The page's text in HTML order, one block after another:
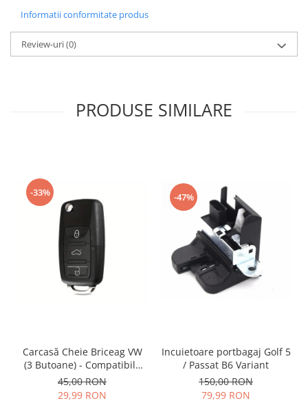
Informatii conformitate produs
Review-uri(0)
PRODUSE SIMILARE
-33%
Carcasă Cheie Briceag VW
(3 Butoane) - Compatibilă
Golf 5, Jetta, Touran etc
45,00 RON
29,99 RON
-47%
Incuietoare portbagaj Golf 5
/ Passat B6 Variant
150,00 RON
79,99 RON